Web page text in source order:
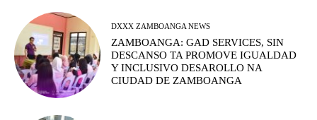
DXXX ZAMBOANGA NEWS
ZAMBOANGA: GAD SERVICES, SIN
DESCANSO TA PROMOVE IGUALDAD
Y INCLUSIVO DESAROLLO NA
CIUDAD DE ZAMBOANGA